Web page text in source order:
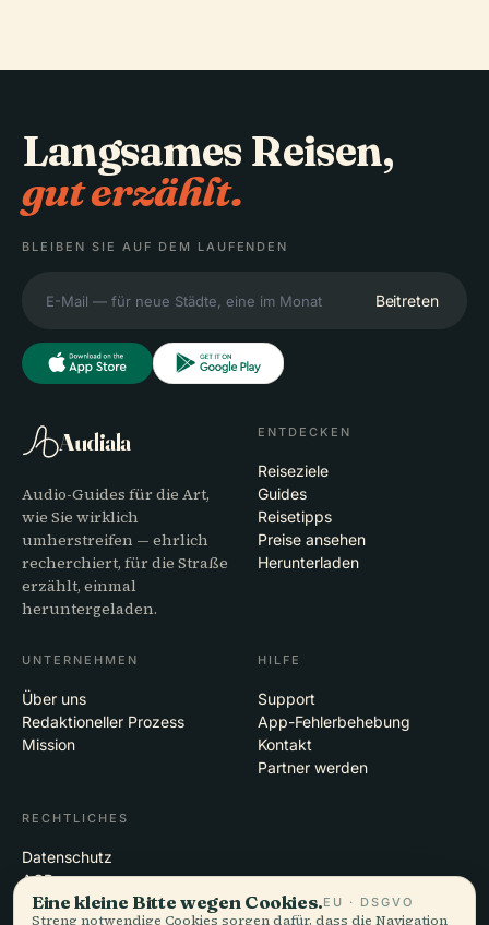
Langsames Reisen,
gut erzählt.
BLEIBEN SIE AUF DEM LAUFENDEN
Beitreten
Audiala
Audio-Guides für die Art,
wie Sie wirklich
umherstreifen — ehrlich
recherchiert, für die Straße
erzählt, einmal
heruntergeladen.
ENTDECKEN
Reiseziele
Guides
Reisetipps
Preise ansehen
Herunterladen
UNTERNEHMEN
Über uns
Redaktioneller Prozess
Mission
HILFE
Support
App-Fehlerbehebung
Kontakt
Partner werden
RECHTLICHES
Datenschutz
AGB
Cookie-Einstellungen
Eine kleine Bitte wegen Cookies.EU · DSGVO
Streng notwendige Cookies sorgen dafür, dass die Navigation